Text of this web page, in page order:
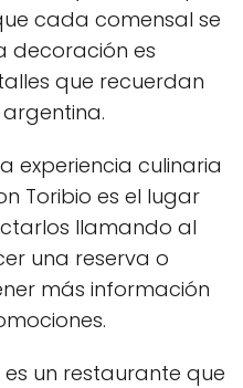
cada comensal se
decoración es
que recuerdan
experiencia culinaria
Toribio es el lugar
llamando al
una reserva o
más información
es un restaurante que